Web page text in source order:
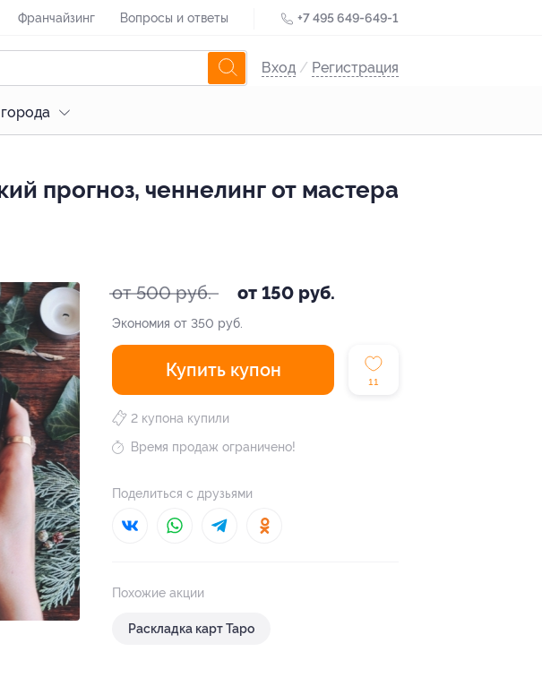
Франчайзинг Вопросы и ответы +7 495 649-649-1
Вход / Регистрация
прогноз, ченнелинг от мастера
от 500 руб. от 150 руб.
Экономия от 350 руб.
Купить купон
11
2 купона купили
Время продаж ограничено!
Поделиться с друзьями
Похожие акции
Раскладка карт Таро